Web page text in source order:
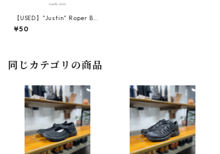
【USED】"Justin" Roper Boo
ts
¥50
同じカテゴリの商品